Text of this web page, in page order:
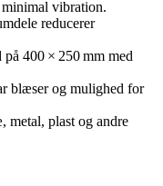
vibration.
reducerer
400 × 250 mm med
blæser og mulighed for
metal, plast og andre